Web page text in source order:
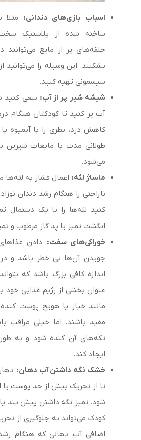
اسباب بازی‌های دندانی: مثلا
ساخته شده از پلاستیک
حلقه‌‌های پر از مایع
بشکنند. این وسیله را می‌توانید
سیسمونی تهیه کنید.
شیشه شیر پر از آب: سعی کنید
آب پر کنید تا کودکتان هنگام
کاهش درد، بطری را با آبمیوه
طولانی مدت با مایعات شیرین
می‌شود.
ماساژ لثه: اعمال فشار به لثه‌‌ها
ناراحتی را هنگام رشد دندان
کنید لثه‌‌ها را با یک دستمال
انگشت تمیز یا پد گاز مرطوب و
خوراکی‌های سفت: دادن
جویدن آن‌‌ها بی خطر باشد و
اندازه کافی بزرگ باشد که
عنوان بخشی از رژیم غذایی خود
مانند خیار یا هویج پوست
مفید باشند. اما خیلی مراقب
تکه‌‌های آن کنده شود و به طور
ایجاد کند.
خشک نگه داشتن آب دهان:
تا از تحریک بیش از حد پوست یا
شود. تمیز نگه داشتن پیش بند
کودک می‌تواند به جلوگیری از
اضافی آب د‌هانی که هنگام